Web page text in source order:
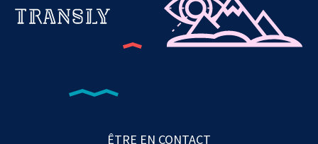
ÊTRE EN CONTACT